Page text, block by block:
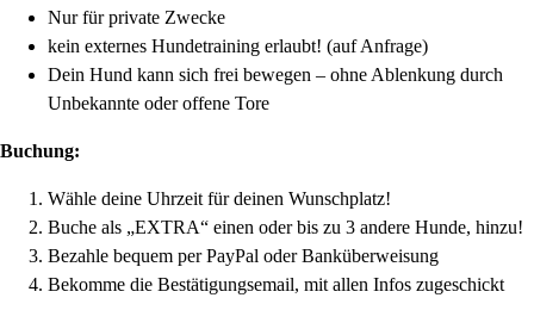
Nur für private Zwecke
kein externes Hundetraining erlaubt! (auf Anfrage)
Dein Hund kann sich frei bewegen – ohne Ablenkung durch
Unbekannte oder offene Tore
Buchung:
Wähle deine Uhrzeit für deinen Wunschplatz!
Buche als „EXTRA“ einen oder bis zu 3 andere Hunde, hinzu!
Bezahle bequem per PayPal oder Banküberweisung
Bekomme die Bestätigungsemail, mit allen Infos zugeschickt